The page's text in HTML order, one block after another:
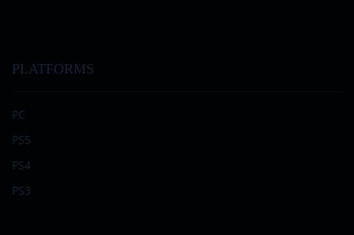
PLATFORMS
PC
PS5
PS4
PS3